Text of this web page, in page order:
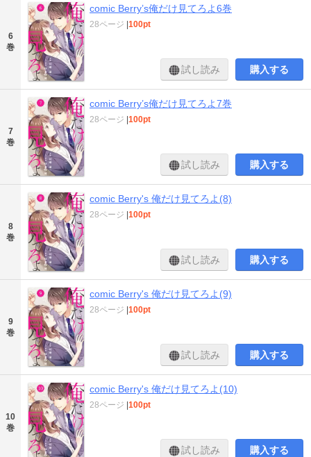
6
巻
comic Berry’s俺だけ見てろよ6巻
28ページ |100pt
試し読み 購入する
7
巻
comic Berry’s俺だけ見てろよ7巻
28ページ |100pt
試し読み 購入する
8
巻
comic Berry's 俺だけ見てろよ(8)
28ページ |100pt
試し読み 購入する
9
巻
comic Berry's 俺だけ見てろよ(9)
28ページ |100pt
試し読み 購入する
10
巻
comic Berry's 俺だけ見てろよ(10)
28ページ |100pt
試し読み 購入する